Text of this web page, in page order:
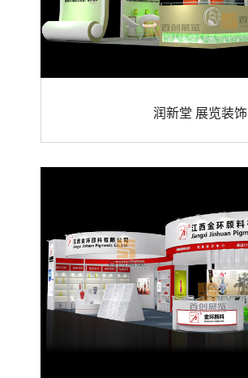
润新堂 展览装饰